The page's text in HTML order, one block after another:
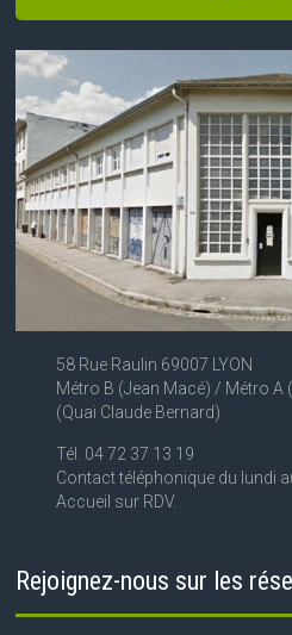
58 Rue Raulin 69007 LYON
Métro B (Jean Macé) / Métro A
(Quai Claude Bernard)
Tél. 04 72 37 13 19
Contact téléphonique du lundi
Accueil sur RDV.
Rejoignez-nous sur les